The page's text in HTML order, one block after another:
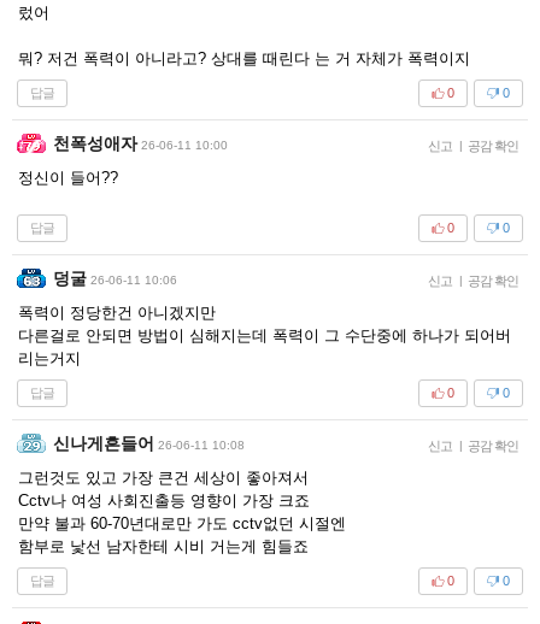
렀어
뭐? 저건 폭력이 아니라고? 상대를 때린다 는 거 자체가 폭력이지
답글 0
0
천폭성애자 26-06-11 10:00 신고 | 공감 확인
정신이 들어??
답글 0
0
덩굴 26-06-11 10:06 신고 | 공감 확인
폭력이 정당한건 아니겠지만
다른걸로 안되면 방법이 심해지는데 폭력이 그 수단중에 하나가 되어버
리는거지
답글 0
0
신나게흔들어 26-06-11 10:08 신고 | 공감 확인
그런것도 있고 가장 큰건 세상이 좋아져서
Cctv나 여성 사회진출등 영향이 가장 크죠
만약 불과 60-70년대로만 가도 cctv없던 시절엔
함부로 낯선 남자한테 시비 거는게 힘들죠
답글 0
0